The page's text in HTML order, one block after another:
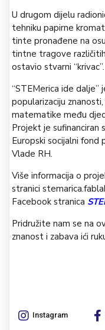
U drugom dijelu
tehniku papirne
tinte pronađene na
tintne tragove
ostavio stvarni “krivac”.
“STEMerica ide
popularizaciju
matematike među
Projekt je sufinanciran
Europski socijalni fond
Vlade RH.
Više informacija o
stranici
Facebook stranica
Pridružite nam se na
znanost i zabava ići
Instagram